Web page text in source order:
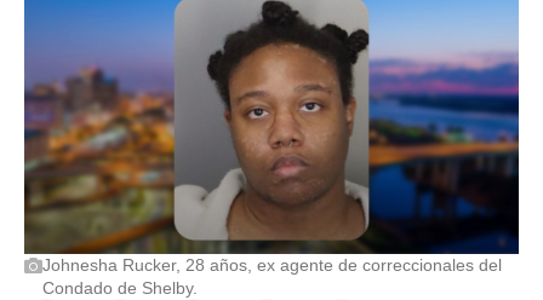
Johnesha Rucker, 28 años, ex agente de correccionales del
Condado de Shelby.